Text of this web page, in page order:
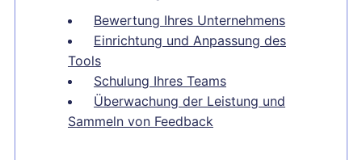
Bewertung Ihres Unternehmens
Einrichtung und Anpassung des
Tools
Schulung Ihres Teams
Überwachung der Leistung und
Sammeln von Feedback